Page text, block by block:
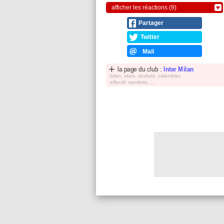
afficher les réactions (9)
Partager
Twitter
Mail
la page du club : Inter Milan
bilan, stats, réultats, calendrier,
effectif, tranferts, ...